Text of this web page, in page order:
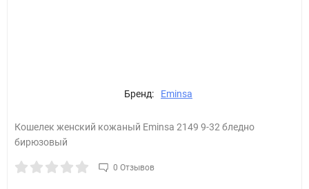
Бренд: Eminsa
Кошелек женский кожаный Eminsa 2149 9-32 бледно
бирюзовый
0 Отзывов